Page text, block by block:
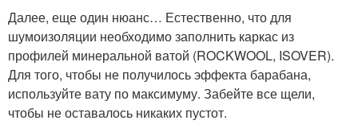
Далее, еще один нюанс… Естественно, что для
шумоизоляции необходимо заполнить каркас из
профилей минеральной ватой (ROCKWOOL, ISOVER).
Для того, чтобы не получилось эффекта барабана,
используйте вату по максимуму. Забейте все щели,
чтобы не оставалось никаких пустот.